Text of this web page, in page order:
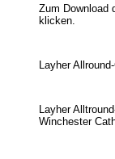
Zum Download
klicken.
Layher
Layher
Winchester